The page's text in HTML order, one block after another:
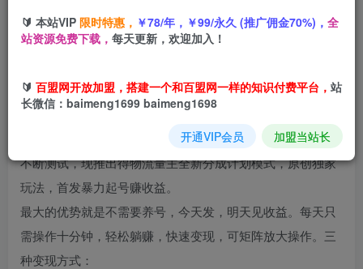
得物是一个潮流生活方式的平台，可能你只知道得物是一个
购物平台，并不知道这个平台可以赚钱吧！经过团队半年的
不断测试，现推出得物流量主全新分成计划模式，原创独家
玩法，首发暴力起号赚收益。
最大的优势就是不需要养号，今天发，明天见收益。每天只
需操作十分钟，轻松躺赚，快速变现，可矩阵放大操作。三
种变现方式：
🔰 本站VIP 限时特惠， ￥78/年，￥99/永久 (推广佣金70%)， 全
站资源免费下载， 每天更新，欢迎加入！
🔰 百盟网开放加盟，搭建一个和百盟网一样的知识付费平台， 站
长微信：baimeng1699 baimeng1698
开通VIP会员 加盟当站长